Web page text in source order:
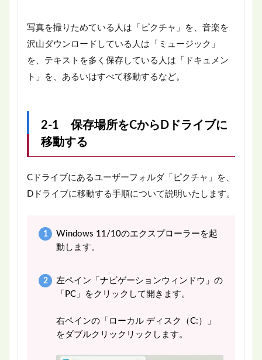
写真を撮りためている人は「ピクチャ」を、音楽を
沢山ダウンロードしている人は「ミュージック」
を、テキストを多く保存している人は「ドキュメン
ト」を、あるいはすべて移動するなど。
2-1 保存場所をCからDドライブに
移動する
Cドライブにあるユーザーフォルダ「ピクチャ」を、
Dドライブに移動する手順について説明いたします。
Windows 11/10のエクスプローラーを起
動します。
左ペイン「ナビゲーションウィンドウ」の
「PC」をクリックして開きます。
右ペインの「ローカル ディスク（C:）」
をダブルクリックリックします。